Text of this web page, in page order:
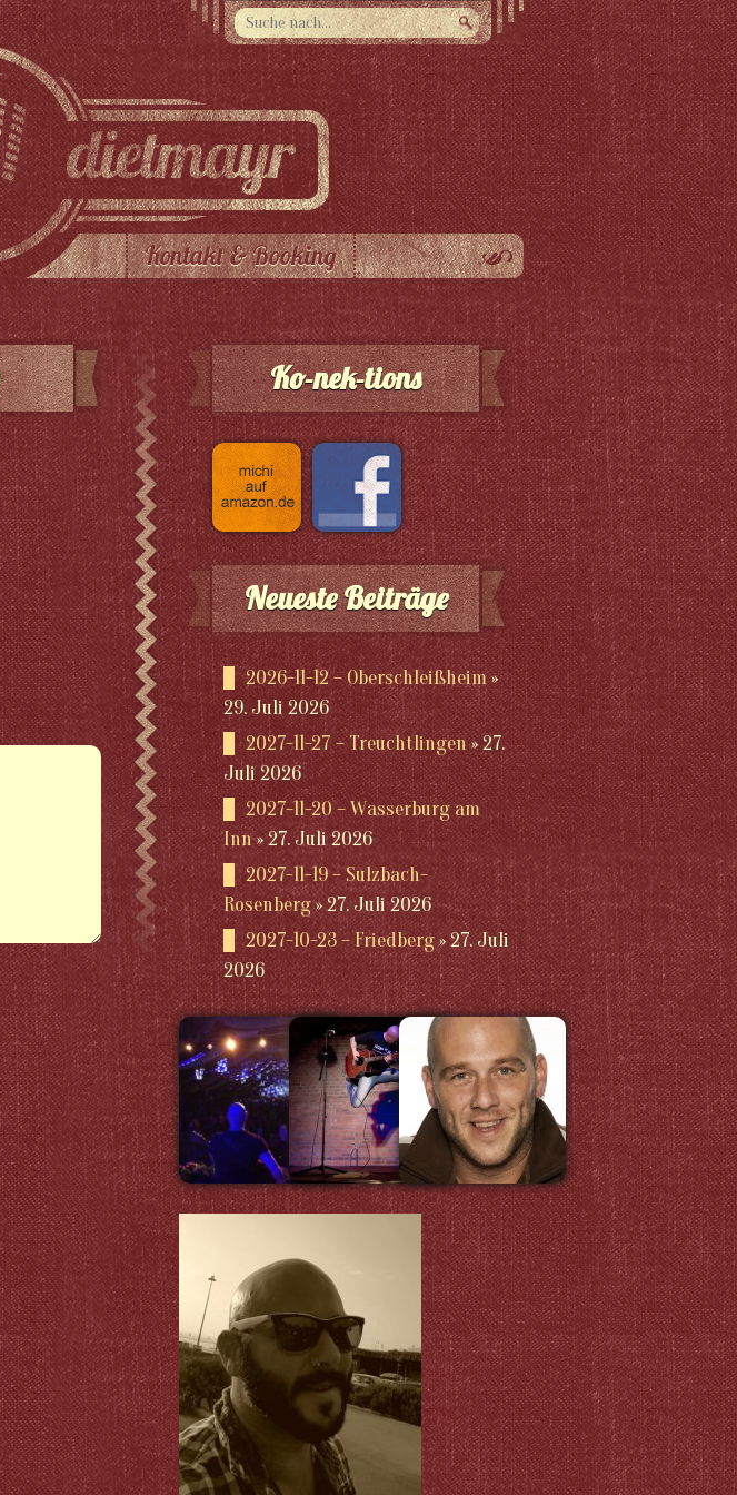
Kontakt & Booking
Ko-nek-tions
Neueste Beiträge
2026-11-12 – Oberschleißheim
29. Juli 2026
2027-11-27 – Treuchtlingen
27.
Juli 2026
2027-11-20 – Wasserburg am
Inn
27. Juli 2026
2027-11-19 – Sulzbach-
Rosenberg
27. Juli 2026
2027-10-23 – Friedberg
27. Juli
2026